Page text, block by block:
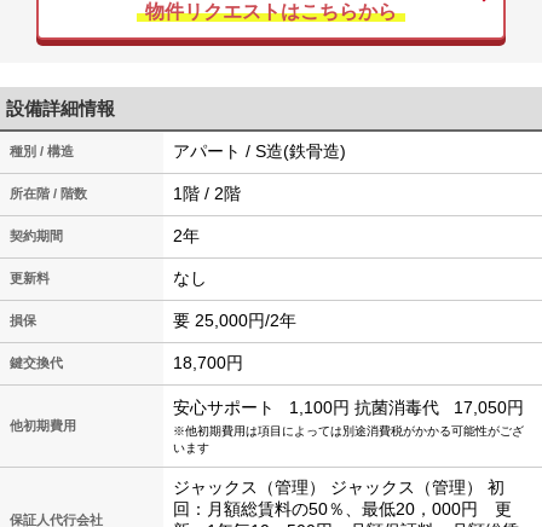
物件リクエストはこちらから
設備詳細情報
種別 / 構造 アパート / S造(鉄骨造)
所在階 / 階数 1階 / 2階
契約期間 2年
更新料 なし
損保 要 25,000円/2年
鍵交換代 18,700円
他初期費用
安心サポート 1,100円 抗菌消毒代 17,050円
※他初期費用は項目によっては別途消費税がかかる可能性がござ
います
保証人代行会社
ジャックス（管理） ジャックス（管理） 初
回：月額総賃料の50％、最低20，000円 更